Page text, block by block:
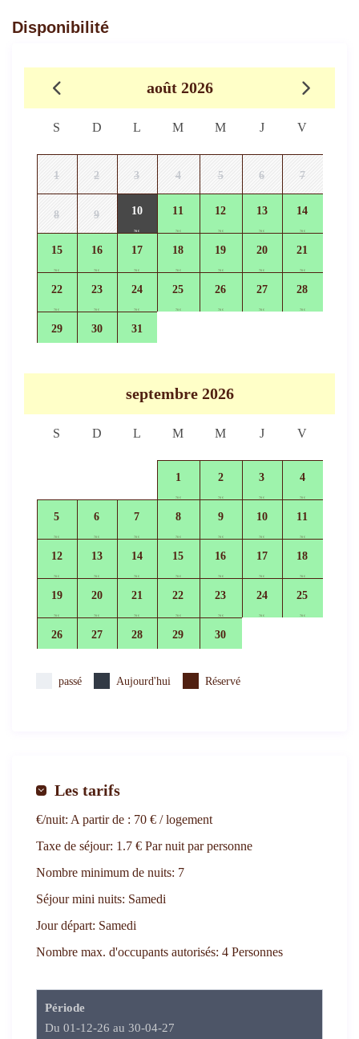
Disponibilité
août 2026
S D L M M J V
1 2 3 4 5 6 7
8 9 10
70 €
11
70 €
12
70 €
13
70 €
14
70 €
15
70 €
16
70 €
17
70 €
18
70 €
19
70 €
20
70 €
21
70 €
22
70 €
23
70 €
24
70 €
25
70 €
26
70 €
27
70 €
28
70 €
29 30 31
septembre 2026
S D L M M J V
1
70 €
2
70 €
3
70 €
4
70 €
5
70 €
6
70 €
7
70 €
8
70 €
9
70 €
10
70 €
11
70 €
12
70 €
13
70 €
14
70 €
15
70 €
16
70 €
17
70 €
18
70 €
19
70 €
20
70 €
21
70 €
22
70 €
23
70 €
24
70 €
25
70 €
26 27 28 29 30
passé Aujourd'hui Réservé
Les tarifs
€/nuit: A partir de : 70 € / logement
Taxe de séjour: 1.7 € Par nuit par personne
Nombre minimum de nuits: 7
Séjour mini nuits: Samedi
Jour départ: Samedi
Nombre max. d'occupants autorisés: 4 Personnes
Période
Du 01-12-26 au 30-04-27